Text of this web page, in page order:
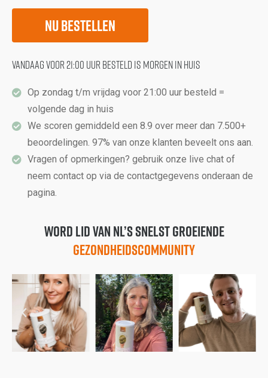
Nu bestellen
Vandaag voor 21:00 uur besteld is morgen in huis
Op zondag t/m vrijdag voor 21:00 uur besteld =
volgende dag in huis
We scoren gemiddeld een 8.9 over meer dan 7.500+
beoordelingen. 97% van onze klanten beveelt ons aan.
Vragen of opmerkingen? gebruik onze live chat of
neem contact op via de contactgegevens onderaan de
pagina.
Word lid van NL’s snelst groeiende
gezondheidscommunity